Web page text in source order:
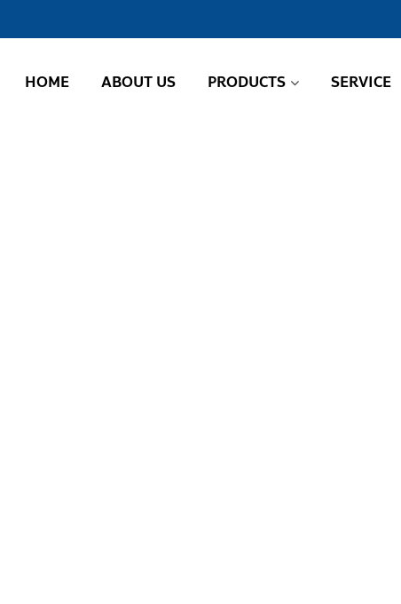
HOME ABOUT US PRODUCTS SERVICE